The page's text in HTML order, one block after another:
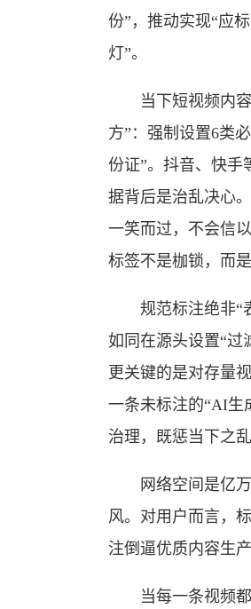
份”，推动实现“应
灯”。
当下短视频内容
方”：强制设置6类
份证”。抖音、快手
据背后是治乱决心
一笑而过，不会信
标签不是枷锁，而
规范标注绝非“表
如同在源头设置“
更关键的是对存量
一条未标注的“AI生
治理，既惩当下之
网络空间是亿万
风。对用户而言，
注倒逼优质内容生
当每一条视频都